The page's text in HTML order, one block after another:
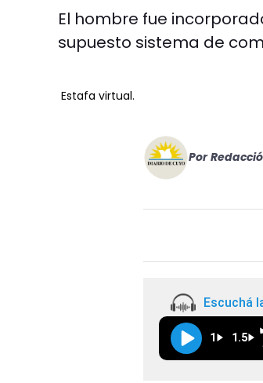
El hombre fue
supuesto sistema de
Estafa virtual.
Por
Escuchá
1 1.5